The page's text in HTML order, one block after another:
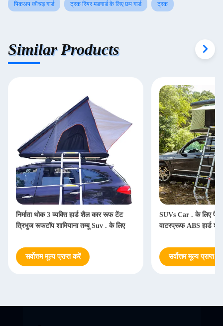
पिकअप कीचड़ गार्ड ट्रक रियर मडगार्ड के लिए छप गार्ड ट्रक
Similar Products
निर्माता थोक 3 व्यक्ति हार्ड शैल कार रूफ टेंट
त्रिभुज रूफटॉप शामियाना तम्बू Suv . के लिए
सर्वोत्तम मूल्य प्राप्त करें
SUVs Car . के लिए
वाटरप्रूफ ABS हार्ड
सर्वोत्तम मूल्य प्राप्त